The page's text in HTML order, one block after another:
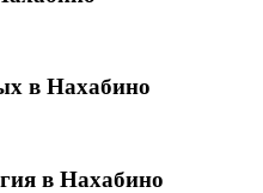
в Нахабино
в Нахабино